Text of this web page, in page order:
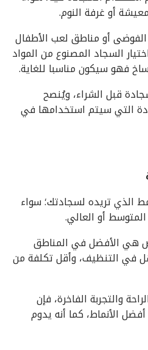
أو غرفة النوم.
أو مناطق لعب الأطفال
السجاد المصنوع من المواد
فهو سيكون مناسبا للغاية.
قبل الشراء، ويُنصح
التي سيتم استخدامها في
الذي تريده لسجادتك؛ سواء
أو العالي.
هي الأفضل في المناطق
في التنظيف، وأقل تكلفة من
والتجربة الفاخرة، فإن
الأنماط، كما أنه يدوم